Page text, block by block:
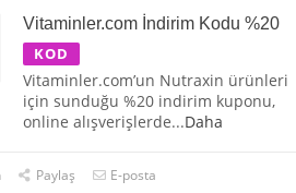
Vitaminler.com İndirim Kodu %20
KOD
Vitaminler.com’un Nutraxin ürünleri
için sunduğu %20 indirim kuponu,
online alışverişlerde...Daha
Paylaş E-posta